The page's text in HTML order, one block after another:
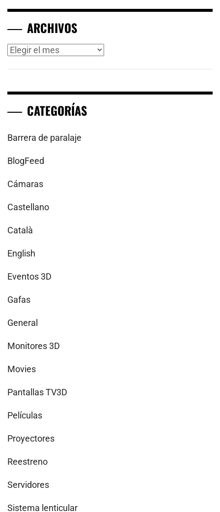
ARCHIVOS
Archivos
CATEGORÍAS
Barrera de paralaje
BlogFeed
Cámaras
Castellano
Català
English
Eventos 3D
Gafas
General
Monitores 3D
Movies
Pantallas TV3D
Películas
Proyectores
Reestreno
Servidores
Sistema lenticular